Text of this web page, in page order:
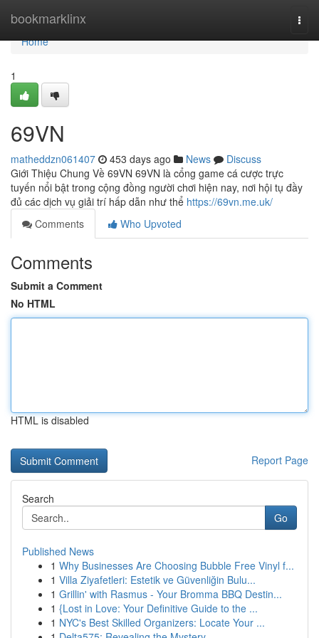
bookmarklinx
Home
Home
1
69VN
matheddzn061407 453 days ago News
Discuss
Giới Thiệu Chung Về 69VN 69VN là cổng game cá cược trực
tuyến nổi bật trong cộng đồng người chơi hiện nay, nơi hội tụ đầy
đủ các dịch vụ giải trí hấp dẫn như thể https://69vn.me.uk/
Comments
Who Upvoted
Comments
Submit a Comment
No HTML
HTML is disabled
Report Page
Search
Go
Published News
1 Why Businesses Are Choosing Bubble Free Vinyl f...
1 Villa Ziyafetleri: Estetik ve Güvenliğin Bulu...
1 Grillin' with Rasmus - Your Bromma BBQ Destin...
1 {Lost in Love: Your Definitive Guide to the ...
1 NYC's Best Skilled Organizers: Locate Your ...